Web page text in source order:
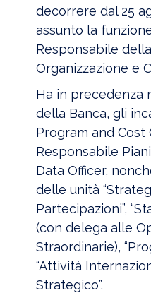
decorrere dal 25
assunto la
Responsabile
Organizzazione e
Ha in precedenza
della Banca, gli
Program and Cost
Responsabile
Data Officer,
delle unità
Partecipazioni”,
(con delega alle
Straordinarie),
“Attività
Strategico”.